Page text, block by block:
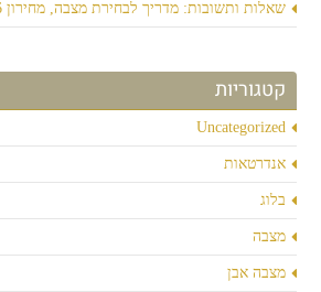
שאלות ותשובות: מדריך לבחירת מצבה, מחירון 2026 וסוגי אבנים
קטגוריות
Uncategorized
אנדרטאות
בלוג
מצבה
מצבה אבן